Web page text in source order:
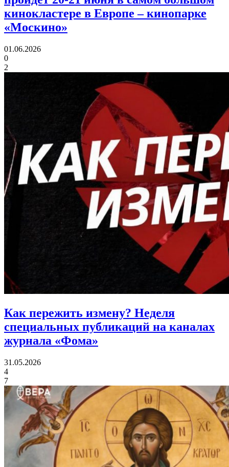
кинокластере в Европе – кинопарке
«Москино»
01.06.2026
0
2
Как пережить измену? Неделя
специальных публикаций на каналах
журнала «Фома»
31.05.2026
4
7